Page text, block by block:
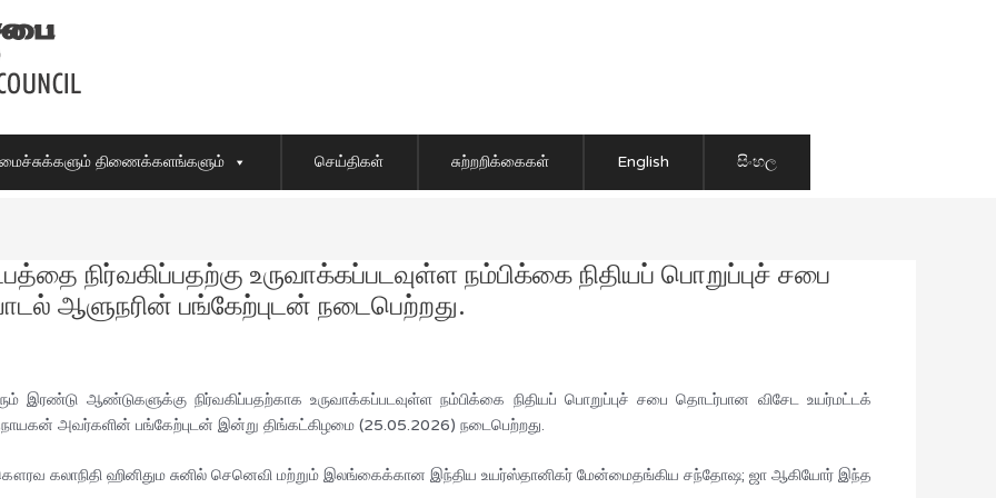
திணைக்களங்களும் செய்திகள் சுற்றறிக்கைகள் English සිංහල
நிர்வகிப்பதற்கு உருவாக்கப்படவுள்ள நம்பிக்கை நிதியப் பொறுப்புச் சபை
ஆளுநரின் பங்கேற்புடன் நடைபெற்றது.
இரண்டு ஆண்டுகளுக்கு நிர்வகிப்பதற்காக உருவாக்கப்படவுள்ள நம்பிக்கை நிதியப் பொறுப்புச் சபை தொடர்பான விசேட உயர்மட்டக்
அவர்களின் பங்கேற்புடன் இன்று திங்கட்கிழமை (25.05.2026) நடைபெற்றது.
கலாநிதி ஹினிதும சுனில் செனெவி மற்றும் இலங்கைக்கான இந்திய உயர்ஸ்தானிகர் மேன்மைதங்கிய சந்தோஷ; ஜா ஆகியோர் இந்த